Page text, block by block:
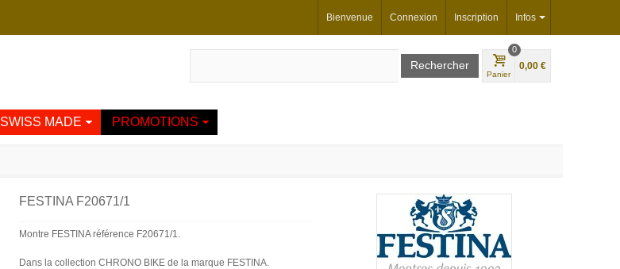
Infos
Bienvenue Connexion Inscription
Panier
0
0,00 €
SWISS MADE PROMOTIONS
FESTINA F20671/1
Montre FESTINA référence F20671/1.
Dans la collection CHRONO BIKE de la marque FESTINA.